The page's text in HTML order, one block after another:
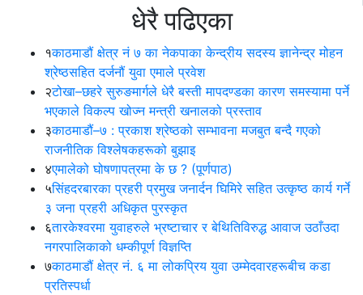
धेरै पढिएका
१काठमाडौं क्षेत्र नं ७ का नेकपाका केन्द्रीय सदस्य ज्ञानेन्द्र मोहन
श्रेष्ठसहित दर्जनौं युवा एमाले प्रवेश
२टोखा–छहरे सुरुङमार्गले धेरै बस्ती मापदण्डका कारण समस्यामा पर्ने
भएकाले विकल्प खोज्न मन्त्री खनालको प्रस्ताव
३काठमाडौं–७ : प्रकाश श्रेष्ठको सम्भावना मजबुत बन्दै गएको
राजनीतिक विश्लेषकहरूको बुझाइ
४एमालेको घोषणापत्रमा के छ ? (पूर्णपाठ)
५सिंहदरबारका प्रहरी प्रमुख जनार्दन घिमिरे सहित उत्कृष्ठ कार्य गर्ने
३ जना प्रहरी अधिकृत पुरस्कृत
६तारकेश्वरमा युवाहरुले भ्रष्टाचार र बेथितिविरुद्ध आवाज उठाँउदा
नगरपालिकाको धम्कीपूर्ण विज्ञप्ति
७काठमाडौं क्षेत्र नं. ६ मा लोकप्रिय युवा उम्मेदवारहरूबीच कडा
प्रतिस्पर्धा